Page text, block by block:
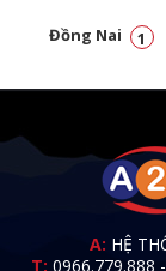
Đồng Nai 1
A: HỆ
T: 0966.779.888 -